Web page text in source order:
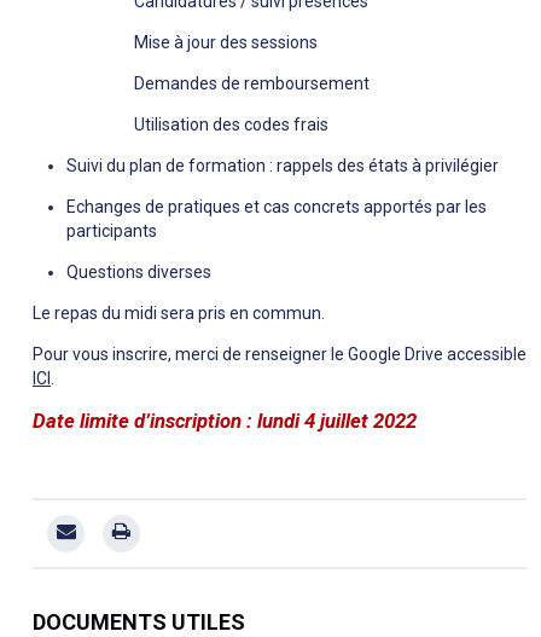
Mise à jour des sessions
Demandes de remboursement
Utilisation des codes frais
Suivi du plan de formation : rappels des états à privilégier
Echanges de pratiques et cas concrets apportés par les
participants
Questions diverses
Le repas du midi sera pris en commun.
Pour vous inscrire, merci de renseigner le Google Drive accessible
ICI
Date limite d’inscription : lundi 4 juillet 2022
DOCUMENTS UTILES